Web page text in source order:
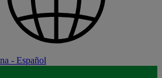
- Español